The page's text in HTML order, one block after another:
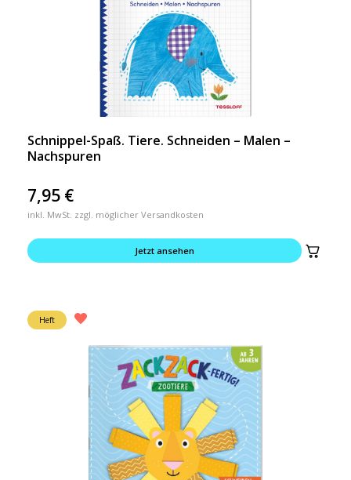
Schnippel-Spaß. Tiere. Schneiden – Malen –
Nachspuren
7,95 €
inkl. MwSt. zzgl. möglicher Versandkosten
Jetzt ansehen
Heft